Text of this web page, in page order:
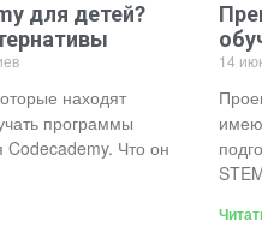
для детей?
находят
программы
Codecademy. Что он
14